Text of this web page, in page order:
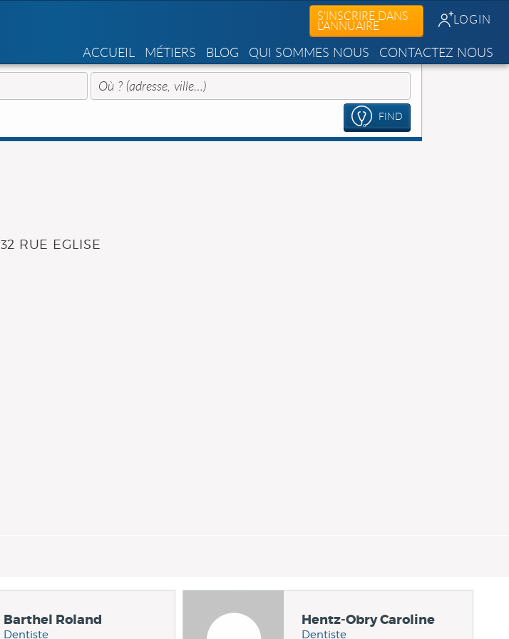
S'INSCRIRE DANS
L'ANNUAIRE LOGIN
ACCUEIL MÉTIERS BLOG QUI SOMMES NOUS CONTACTEZ NOUS
FIND
32 RUE EGLISE
Barthel Roland
Dentiste
Hentz-Obry Caroline
Dentiste